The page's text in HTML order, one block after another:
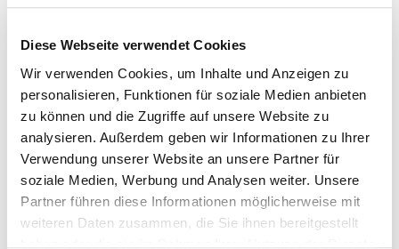
Diese Webseite verwendet Cookies
Wir verwenden Cookies, um Inhalte und Anzeigen zu
personalisieren, Funktionen für soziale Medien anbieten
zu können und die Zugriffe auf unsere Website zu
analysieren. Außerdem geben wir Informationen zu Ihrer
Verwendung unserer Website an unsere Partner für
soziale Medien, Werbung und Analysen weiter. Unsere
Partner führen diese Informationen möglicherweise mit
weiteren Daten zusammen, die Sie ihnen bereitgestellt